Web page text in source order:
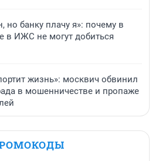
банку плачу я»: почему в
в ИЖС не могут добиться
жизнь»: москвич обвинил
в мошенничестве и пропаже